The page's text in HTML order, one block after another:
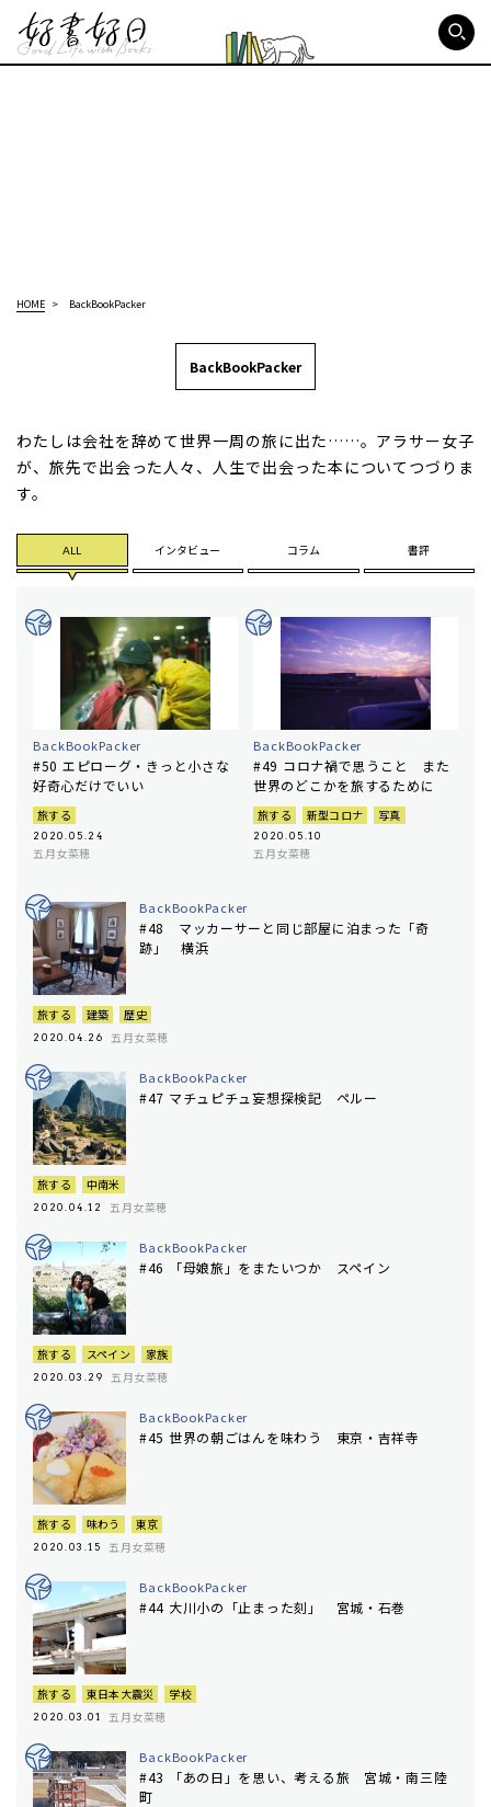
HOME BackBookPacker
BackBookPacker
わたしは会社を辞めて世界一周の旅に出た……。アラサー女子
が、旅先で出会った人々、人生で出会った本についてつづりま
す。
ALL インタビュー コラム 書評
BackBookPacker
#50 エピローグ・きっと小さな
好奇心だけでいい
旅する
2020.05.24
五月女菜穂
BackBookPacker
#49 コロナ禍で思うこと また
世界のどこかを旅するために
旅する 新型コロナ 写真
2020.05.10
五月女菜穂
BackBookPacker
#48 マッカーサーと同じ部屋に泊まった「奇
跡」 横浜
旅する 建築 歴史
2020.04.26 五月女菜穂
BackBookPacker
#47 マチュピチュ妄想探検記 ペルー
旅する 中南米
2020.04.12 五月女菜穂
BackBookPacker
#46 「母娘旅」をまたいつか スペイン
旅する スペイン 家族
2020.03.29 五月女菜穂
BackBookPacker
#45 世界の朝ごはんを味わう 東京・吉祥寺
旅する 味わう 東京
2020.03.15 五月女菜穂
BackBookPacker
#44 大川小の「止まった刻」 宮城・石巻
旅する 東日本大震災 学校
2020.03.01 五月女菜穂
BackBookPacker
#43 「あの日」を思い、考える旅 宮城・南三陸
町